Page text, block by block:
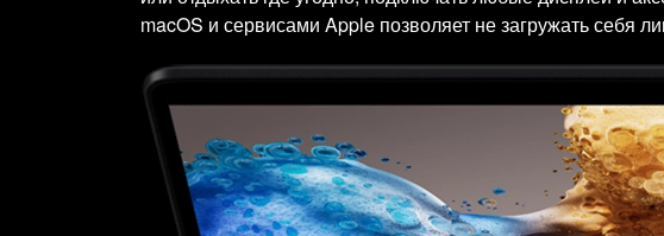
macOS и сервисами Apple позволяет не загружать себя